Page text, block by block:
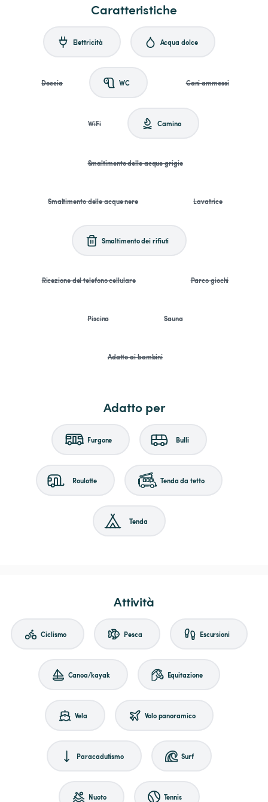
Caratteristiche
Elettricità Acqua dolce
Doccia WC Cani ammessi
WiFi Camino
Smaltimento delle acque grigie
Smaltimento delle acque nere Lavatrice
Smaltimento dei rifiuti
Ricezione del telefono cellulare Parco giochi
Piscina Sauna
Adatto ai bambini
Adatto per
Furgone Bulli
Roulotte Tenda da tetto
Tenda
Attività
Ciclismo Pesca Escursioni
Canoa/kayak Equitazione
Vela Volo panoramico
Paracadutismo Surf
Nuoto Tennis